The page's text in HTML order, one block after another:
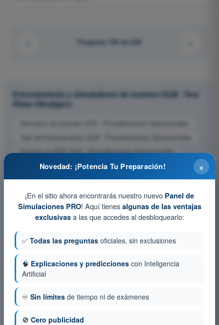
Pregunta 194 de 239
Entrenamiento y simuladores de examen ULM - Test
Piloto Ultraligero
Simulacro de examen ULM - Procedimientos Operacionales
Test de Entrenamiento ULM - Procedimientos Operacionales
Examen en PDF ULM - Procedimientos Operacionales
×
Novedad: ¡Potencia Tu Preparación!
¡En el sitio ahora encontrarás nuestro nuevo Panel de
Simulaciones PRO! Aquí tienes algunas de las ventajas
exclusivasa las que accedes al desbloquearlo:
✅ Todas las preguntas oficiales, sin exclusiones
🧠 Explicaciones y predicciones con Inteligencia
Artificial
♾️ Sin límites de tiempo ni de exámenes
🚫 Cero publicidad